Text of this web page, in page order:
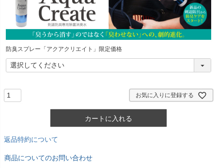
)
防臭スプレー「アクアクリエイト」限定価格
お気に入りに登録する
カートに入れる
返品特約について
商品についてのお問い合わせ